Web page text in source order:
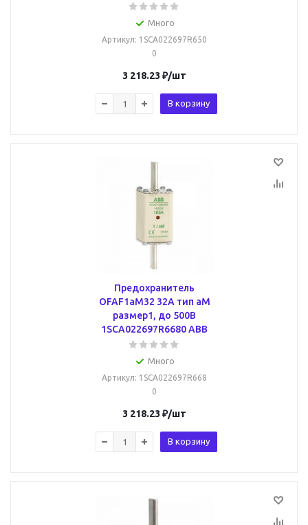
Много
Артикул: 1SCA022697R650
0
3 218.23 ₽/шт
В корзину
Предохранитель
OFAF1aM32 32A тип аМ
размер1, до 500В
1SCA022697R6680 ABB
Много
Артикул: 1SCA022697R668
0
3 218.23 ₽/шт
В корзину